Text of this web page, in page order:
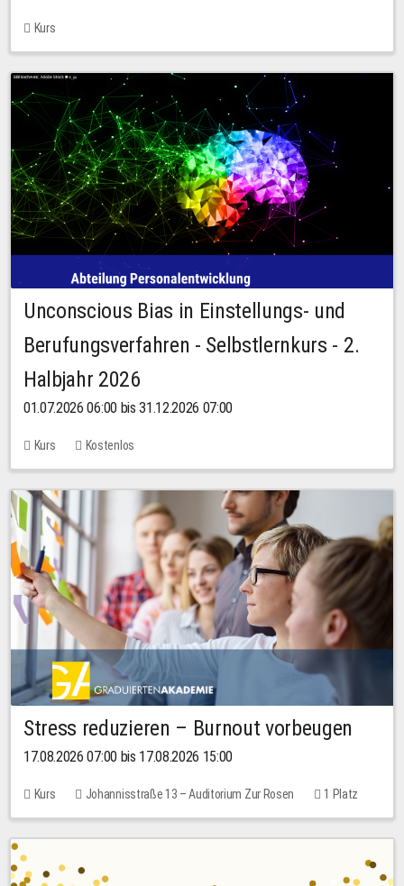
Kurs
Unconscious Bias in Einstellungs- und
Berufungsverfahren - Selbstlernkurs - 2.
Halbjahr 2026
01.07.2026 06:00 bis 31.12.2026 07:00
Kurs Kostenlos
Stress reduzieren – Burnout vorbeugen
17.08.2026 07:00 bis 17.08.2026 15:00
Kurs Johannisstraße 13 – Auditorium Zur Rosen
1 Platz
10,00 EUR